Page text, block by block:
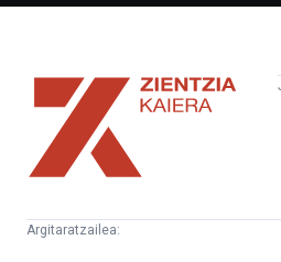
Zientzia
Kaiera
Argitaratzailea: